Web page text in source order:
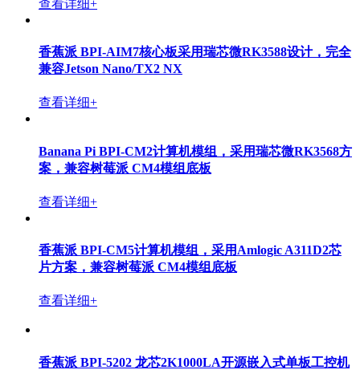
查看详细+
香蕉派 BPI-AIM7核心板采用瑞芯微RK3588设计，完全
兼容Jetson Nano/TX2 NX
查看详细+
Banana Pi BPI-CM2计算机模组，采用瑞芯微RK3568方
案，兼容树莓派 CM4模组底板
查看详细+
香蕉派 BPI-CM5计算机模组，采用Amlogic A311D2芯
片方案，兼容树莓派 CM4模组底板
查看详细+
香蕉派 BPI-5202 龙芯2K1000LA开源嵌入式单板工控机